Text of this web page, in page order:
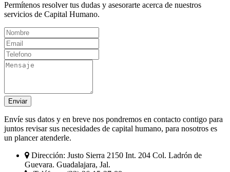
Permítenos resolver tus dudas y asesorarte acerca de nuestros
servicios de Capital Humano.
Enviar
Envíe sus datos y en breve nos pondremos en contacto contigo para
juntos revisar sus necesidades de capital humano, para nosotros es
un plancer atenderle.
Dirección: Justo Sierra 2150 Int. 204 Col. Ladrón de
Guevara. Guadalajara, Jal.